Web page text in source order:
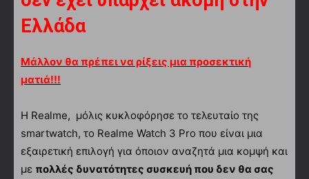
Ελλάδα
Μάλλον θα πρέπει να ρίξεις μια προσεκτική
ματιά!!!
Η Realme, μόλις κυκλοφόρησε το τελευταίο της
smartwatch, το Realme Watch 3 Pro που είναι μια
εξαιρετική επιλογή για όποιον αναζητά μια κομψή και
με πολλές δυνατότητες συσκευή που δεν θα σας